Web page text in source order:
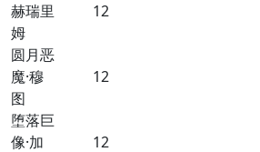
赫瑞里
姆
12
圆月恶
魔·穆
图
12
堕落巨
像·加
12